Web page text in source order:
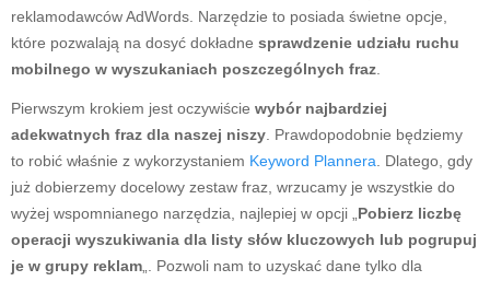
reklamodawców AdWords. Narzędzie to posiada świetne opcje,
które pozwalają na dosyć dokładne sprawdzenie udziału ruchu
mobilnego w wyszukaniach poszczególnych fraz
Pierwszym krokiem jest oczywiście wybór najbardziej
adekwatnych fraz dla naszej niszy . Prawdopodobnie będziemy
to robić właśnie z wykorzystaniem Keyword Plannera . Dlatego, gdy
już dobierzemy docelowy zestaw fraz, wrzucamy je wszystkie do
wyżej wspomnianego narzędzia, najlepiej w opcji „ Pobierz liczbę
operacji wyszukiwania dla listy słów kluczowych lub pogrupuj
je w grupy reklam „. Pozwoli nam to uzyskać dane tylko dla